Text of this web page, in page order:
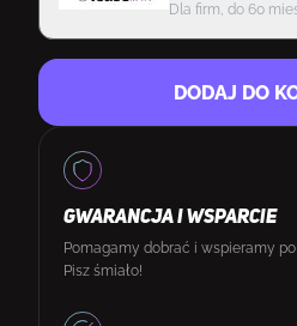
Dla firm, do 60
DODAJ DO
GWARANCJA I WSPARCIE
Pomagamy dobrać i wspieramy
Pisz śmiało!